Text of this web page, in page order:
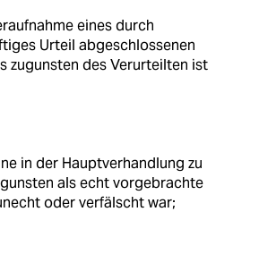
eines durch
Urteil abgeschlossenen
zugunsten des Verurteilten ist
in der Hauptverhandlung zu
als echt vorgebrachte
oder verfälscht war;